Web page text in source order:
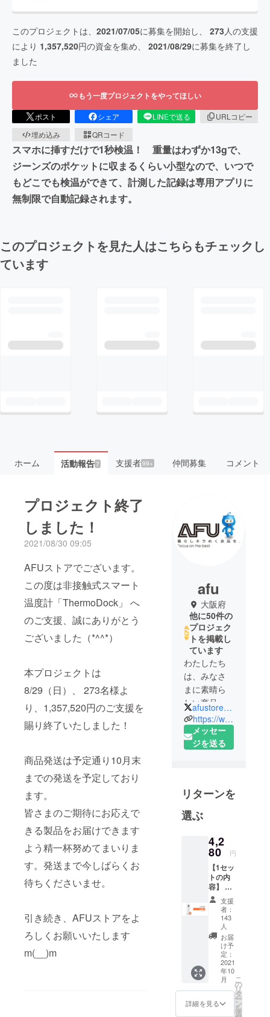
このプロジェクトは、 2021/07/05に募集を開始し、 273 人の支援
により 1,357,520円の資金を集め、 2021/08/29に募集を終了し
ました
もう一度プロジェクトをやってほしい
ポスト シェア LINEで送る
URLコピー
埋め込み
QRコード
スマホに挿すだけで1秒検温！ 重量はわずか13gで、
ジーンズのポケットに収まるくらい小型なので、いつで
もどこでも検温ができて、計測した記録は専用アプリに
無制限で自動記録されます。
このプロジェクトを見た人はこちらもチェックし
ています
ホーム 活動報告7 支援者99+ 仲間募集 コメント
プロジェクト終了
しました！
2021/08/30 09:05
AFUストアでございます。
この度は非接触式スマート
温度計「ThermoDock」 へ
のご支援、誠にありがとう
ございました（*^^*）
本プロジェクトは
8/29（日）、 273名様よ
り、1,357,520円のご支援を
賜り終了いたしました！
商品発送は予定通り10月末
までの発送を予定しており
ます。
皆さまのご期待にお応えで
きる製品をお届けできます
よう精一杯努めてまいりま
す。発送まで今しばらくお
待ちくださいませ。
引き続き、AFUストアをよ
ろしくお願いいたします
m(__)m
afu
大阪府
他に50件の
プロジェク
トを掲載し
ています
わたしたち
は、みなさ
まに素晴ら
しい商品を
お届けした
いという想
いから、
事業を立ち
上げまし
た。
2020年2月ま
での実績と
して、国内
の大手クラ
ウドファン
ディング運
営サイトを
通じて128件
のプロジェ
クトの立ち
上げ、総額
5.5億円のご
支援を達成
afustore_jp
https://www.sinsankai.co.jp
メッセー
ジを送る
リターンを
選ぶ
4,2
80 円
【1セッ
トの内
容】 ・
「Ther
moDoc
k」x1
・日本
語取扱
説明書
届け時
期は、
生産、
配送状
況によ
支援
者：
143
人
お届
け予
定：
2021
年10
月
詳細を見る
こ
の
リ
タ
ー
ン
を
選